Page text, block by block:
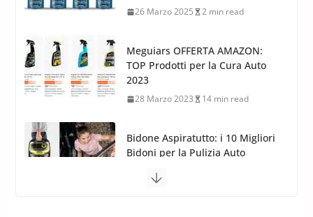
28 Marzo 2023 14 min read
Bidone Aspiratutto: i 10 Migliori
Bidoni per la Pulizia Auto
6 Maggio 2022
Gun per la tua Idropulitrice?
5 Maggio 2022 2 min read